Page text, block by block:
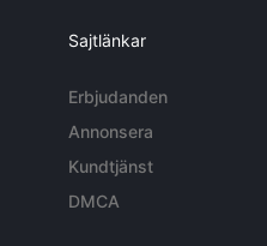
Sajtlänkar
Erbjudanden
Annonsera
Kundtjänst
DMCA